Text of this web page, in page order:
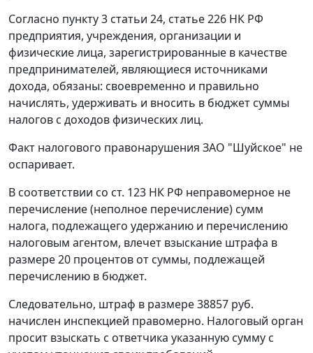
Согласно пункту 3 статьи 24, статье 226 НК РФ
предприятия, учреждения, организации и
физические лица, зарегистрированные в качестве
предпринимателей, являющиеся источниками
дохода, обязаны: своевременно и правильно
начислять, удерживать и вносить в бюджет суммы
налогов с доходов физических лиц.
Факт налогового правонарушения ЗАО "Шуйское" не
оспаривает.
В соответствии со ст. 123 НК РФ неправомерное не
перечисление (неполное перечисление) сумм
налога, подлежащего удержанию и перечислению
налоговым агентом, влечет взыскание штрафа в
размере 20 процентов от суммы, подлежащей
перечислению в бюджет.
Следовательно, штраф в размере 38857 руб.
начислен инспекцией правомерно. Налоговый орган
просит взыскать с ответчика указанную сумму с